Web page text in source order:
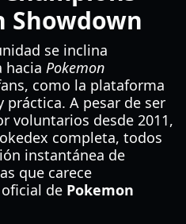
Showdown
se inclina
hacia Pokemon
como la plataforma
práctica. A pesar de ser
voluntarios desde 2011,
completa, todos
instantánea de
que carece
de Pokemon